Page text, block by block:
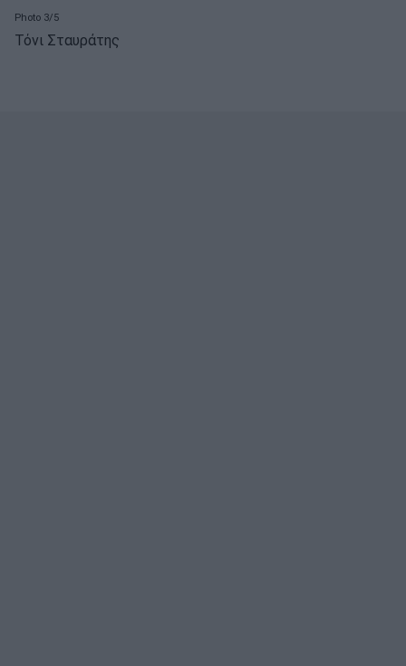
Photo 3/5
Τόνι Σταυράτης